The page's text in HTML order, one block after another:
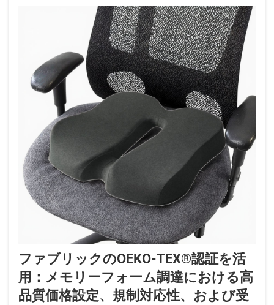
ファブリックのOEKO-TEX®認証を活
用：メモリーフォーム調達における高
品質価格設定、規制対応性、および受